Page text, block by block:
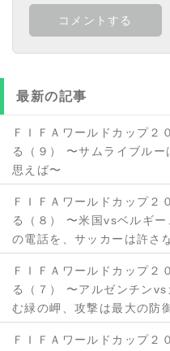
最新の記事
ＦＩＦＡワールドカップ２
る（９） 〜サムライブルー
思えば〜
ＦＩＦＡワールドカップ２
る（８） 〜米国vsベルギ
の電話を、サッカーは許さ
ＦＩＦＡワールドカップ２
る（７） 〜アルゼンチン
む緑の岬、攻撃は最大の防
ＦＩＦＡワールドカップ２